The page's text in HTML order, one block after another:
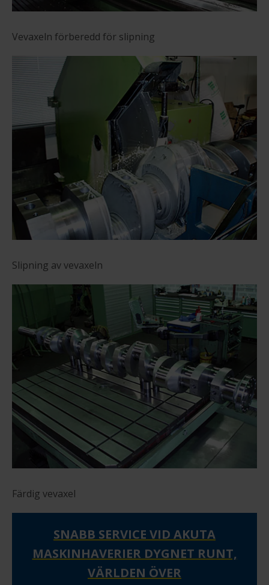
Vevaxeln förberedd för slipning
Slipning av vevaxeln
Färdig vevaxel
SNABB SERVICE VID AKUTA
MASKINHAVERIER DYGNET RUNT,
VÄRLDEN ÖVER